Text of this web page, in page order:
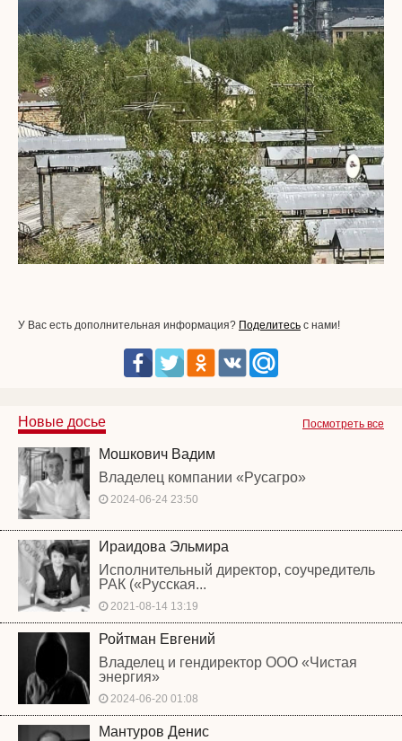
У Вас есть дополнительная информация? Поделитесь с нами!
Посмотреть все
Новые досье
Мошкович Вадим
Владелец компании «Русагро»
2024-06-24 23:50
Ираидова Эльмира
Исполнительный директор, соучредитель
РАК («Русская...
2021-08-14 13:19
Ройтман Евгений
Владелец и гендиректор ООО «Чистая
энергия»
2024-06-20 01:08
Мантуров Денис